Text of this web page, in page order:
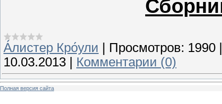
А́листер Кро́ули Просмотров: 1990
10.03.2013
Комментарии (0)
Полная версия сайта